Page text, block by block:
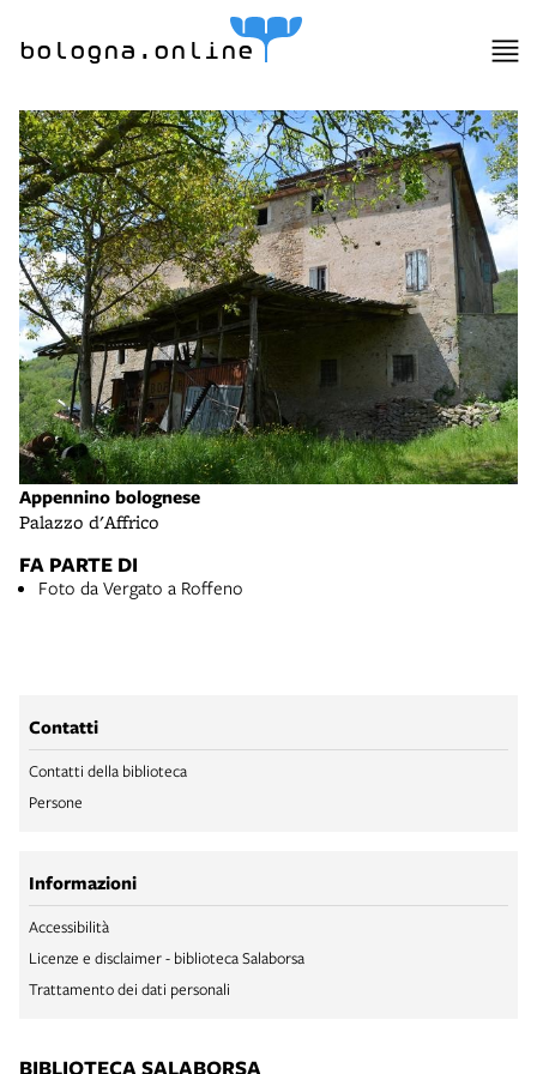
bologna.online
Appennino bolognese
Palazzo d'Affrico
FA PARTE DI
Foto da Vergato a Roffeno
Contatti
Contatti della biblioteca
Persone
Informazioni
Accessibilità
Licenze e disclaimer - biblioteca Salaborsa
Trattamento dei dati personali
BIBLIOTECA SALABORSA